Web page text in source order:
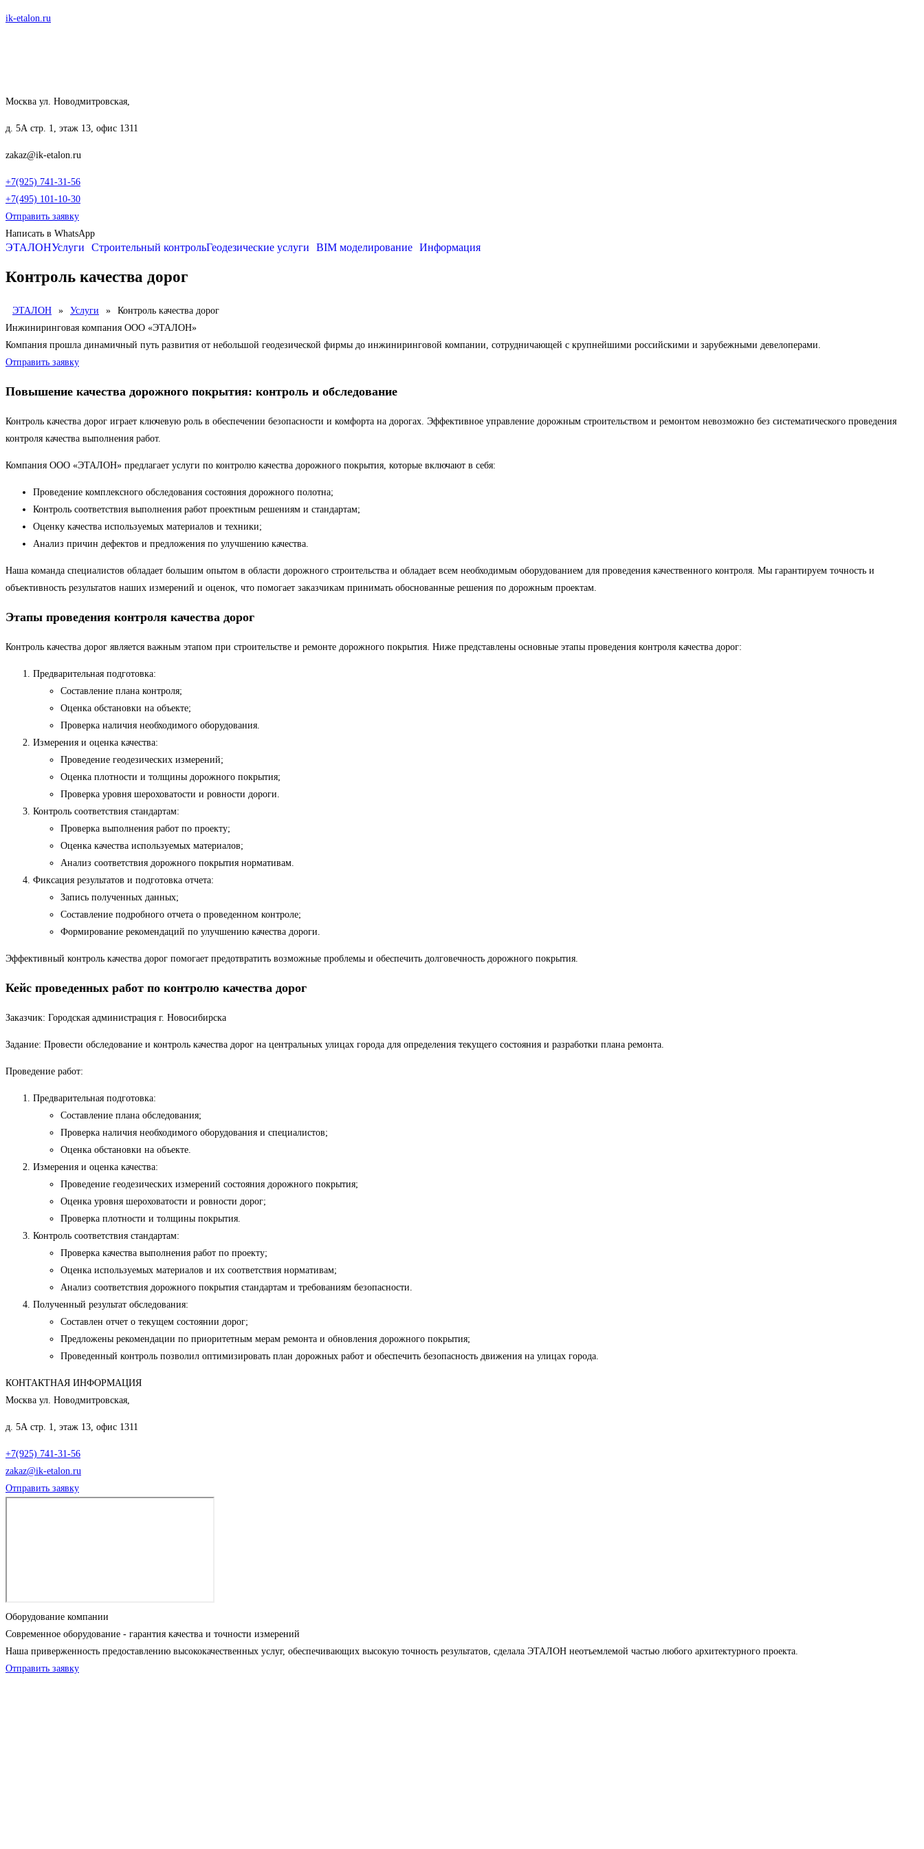
Перейти
ik-etalon.ru
Москва ул. Новодмитровская,
д. 5А стр. 1, этаж 13, офис 1311
zakaz@ik-etalon.ru
+7(925) 741-31-56
+7(495) 101-10-30
Отправить заявку
Написать в WhatsApp
ЭТАЛОНУслуги Строительный контрольГеодезические услуги BIM моделирование Информация
Контроль качества дорог
ЭТАЛОН » Услуги »
Контроль качества дорог
Инжиниринговая компания ООО «ЭТАЛОН»
Компания прошла динамичный путь развития от небольшой геодезической фирмы до инжиниринговой компании, сотрудничающей с крупнейшими российскими и зарубежными девелоперами.
Отправить заявку
Повышение качества дорожного покрытия: контроль и обследование
Контроль качества дорог играет ключевую роль в обеспечении безопасности и комфорта на дорогах. Эффективное управление дорожным строительством и ремонтом невозможно без систематического проведения
контроля качества выполнения работ.
Компания ООО «ЭТАЛОН» предлагает услуги по контролю качества дорожного покрытия, которые включают в себя:
Проведение комплексного обследования состояния дорожного полотна;
Контроль соответствия выполнения работ проектным решениям и стандартам;
Оценку качества используемых материалов и техники;
Анализ причин дефектов и предложения по улучшению качества.
Наша команда специалистов обладает большим опытом в области дорожного строительства и обладает всем необходимым оборудованием для проведения качественного контроля. Мы гарантируем точность и
объективность результатов наших измерений и оценок, что помогает заказчикам принимать обоснованные решения по дорожным проектам.
Этапы проведения контроля качества дорог
Контроль качества дорог является важным этапом при строительстве и ремонте дорожного покрытия. Ниже представлены основные этапы проведения контроля качества дорог:
Предварительная подготовка:
Составление плана контроля;
Оценка обстановки на объекте;
Проверка наличия необходимого оборудования.
Измерения и оценка качества:
Проведение геодезических измерений;
Оценка плотности и толщины дорожного покрытия;
Проверка уровня шероховатости и ровности дороги.
Контроль соответствия стандартам:
Проверка выполнения работ по проекту;
Оценка качества используемых материалов;
Анализ соответствия дорожного покрытия нормативам.
Фиксация результатов и подготовка отчета:
Запись полученных данных;
Составление подробного отчета о проведенном контроле;
Формирование рекомендаций по улучшению качества дороги.
Эффективный контроль качества дорог помогает предотвратить возможные проблемы и обеспечить долговечность дорожного покрытия.
Кейс проведенных работ по контролю качества дорог
Заказчик: Городская администрация г. Новосибирска
Задание: Провести обследование и контроль качества дорог на центральных улицах города для определения текущего состояния и разработки плана ремонта.
Проведение работ:
Предварительная подготовка:
Составление плана обследования;
Проверка наличия необходимого оборудования и специалистов;
Оценка обстановки на объекте.
Измерения и оценка качества:
Проведение геодезических измерений состояния дорожного покрытия;
Оценка уровня шероховатости и ровности дорог;
Проверка плотности и толщины покрытия.
Контроль соответствия стандартам:
Проверка качества выполнения работ по проекту;
Оценка используемых материалов и их соответствия нормативам;
Анализ соответствия дорожного покрытия стандартам и требованиям безопасности.
Полученный результат обследования:
Составлен отчет о текущем состоянии дорог;
Предложены рекомендации по приоритетным мерам ремонта и обновления дорожного покрытия;
Проведенный контроль позволил оптимизировать план дорожных работ и обеспечить безопасность движения на улицах города.
КОНТАКТНАЯ ИНФОРМАЦИЯ
Москва ул. Новодмитровская,
д. 5А стр. 1, этаж 13, офис 1311
+7(925) 741-31-56
zakaz@ik-etalon.ru
Отправить заявку
Оборудование компании
Современное оборудование - гарантия качества и точности измерений
Наша приверженность предоставлению высококачественных услуг, обеспечивающих высокую точность результатов, сделала ЭТАЛОН неотъемлемой частью любого архитектурного проекта.
Отправить заявку